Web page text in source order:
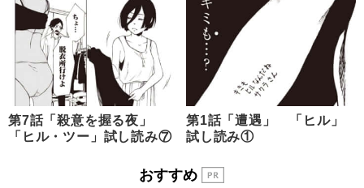
第7話「殺意を握る夜」
「ヒル・ツー」試し読み⑦
第1話「遭遇」 「ヒル」
試し読み①
おすすめ